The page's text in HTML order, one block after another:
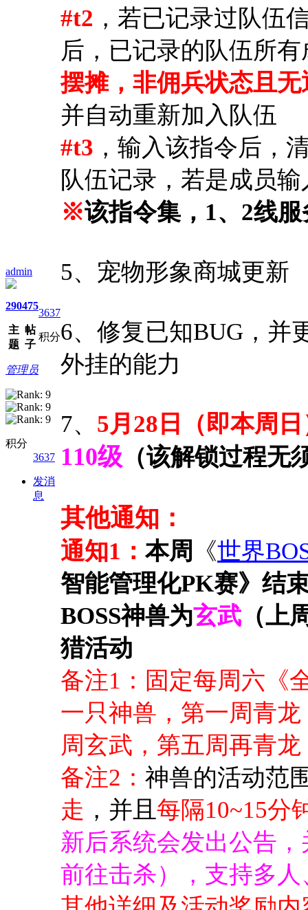
admin
290
主
题
475
帖
子
3637
积分
管理员
积分
3637
发消
息
#t2 ，若已记录过队伍
后，已记录的队伍所
摆摊，非佣兵状态且
并自动重新加入队伍
#t3 ，输入该指令后，
队伍记录，若是成员
※该指令集，1、2线
5、宠物形象商城更新
6、修复已知BUG，并
外挂的能力
7、 5月28日（即本周
110级 （该解锁过程无
其他通知：
通知1： 本周 《世界
智能管理化PK赛》结
BOSS神兽为玄武 （上
猎活动
备注1： 固定每周六《
一只神兽，第一周青
周玄武，第五周再青
备注2： 神兽的活动范
走 ，并且每隔10~15分
新后系统会发出公告
前往击杀），支持多